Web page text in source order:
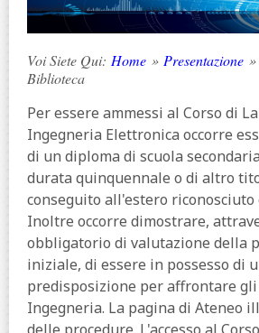
Voi Siete Qui: Home » Presentazione »
Biblioteca
Per essere ammessi al Corso di
Ingegneria Elettronica occorre
di un diploma di scuola
durata quinquennale o di altro
conseguito all'estero riconosciuto
Inoltre occorre dimostrare,
obbligatorio di valutazione della
iniziale, di essere in possesso di
predisposizione per affrontare
Ingegneria. La pagina di Ateneo